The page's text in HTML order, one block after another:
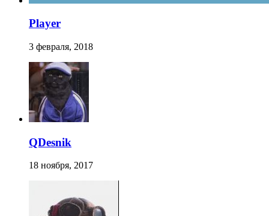
Player
3 февраля, 2018
QDesnik
18 ноября, 2017